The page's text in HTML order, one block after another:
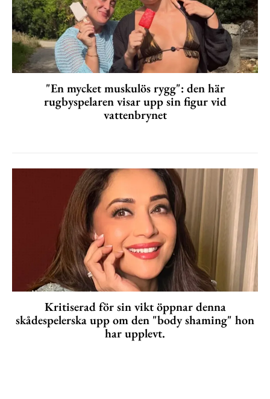
"En mycket muskulös rygg": den här
rugbyspelaren visar upp sin figur vid
vattenbrynet
Kritiserad för sin vikt öppnar denna
skådespelerska upp om den "body shaming" hon
har upplevt.